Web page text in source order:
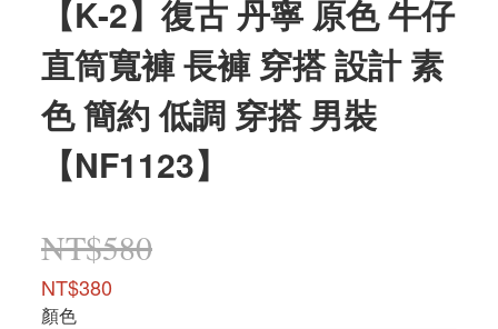
【K-2】復古 丹寧 原色 牛仔
直筒寬褲 長褲 穿搭 設計 素
色 簡約 低調 穿搭 男裝
【NF1123】
NT$580
NT$380
顏色